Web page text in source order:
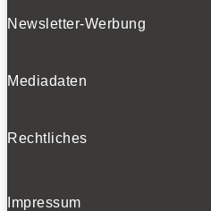
Newsletter-Werbung
Mediadaten
Rechtliches
Impressum